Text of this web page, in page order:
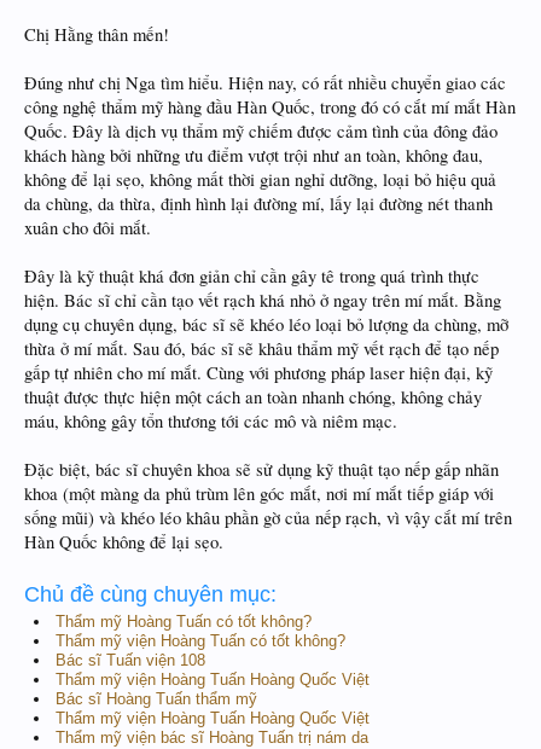
Chị Hằng thân mến!
Đúng như chị Nga tìm hiểu. Hiện nay, có rất nhiều chuyển giao các
công nghệ thẩm mỹ hàng đầu Hàn Quốc, trong đó có cắt mí mắt Hàn
Quốc. Đây là dịch vụ thẩm mỹ chiếm được cảm tình của đông đảo
khách hàng bởi những ưu điểm vượt trội như an toàn, không đau,
không để lại sẹo, không mất thời gian nghỉ dưỡng, loại bỏ hiệu quả
da chùng, da thừa, định hình lại đường mí, lấy lại đường nét thanh
xuân cho đôi mắt.
Đây là kỹ thuật khá đơn giản chỉ cần gây tê trong quá trình thực
hiện. Bác sĩ chỉ cần tạo vết rạch khá nhỏ ở ngay trên mí mắt. Bằng
dụng cụ chuyên dụng, bác sĩ sẽ khéo léo loại bỏ lượng da chùng, mỡ
thừa ở mí mắt. Sau đó, bác sĩ sẽ khâu thẩm mỹ vết rạch để tạo nếp
gấp tự nhiên cho mí mắt. Cùng với phương pháp laser hiện đại, kỹ
thuật được thực hiện một cách an toàn nhanh chóng, không chảy
máu, không gây tổn thương tới các mô và niêm mạc.
Đặc biệt, bác sĩ chuyên khoa sẽ sử dụng kỹ thuật tạo nếp gấp nhãn
khoa (một màng da phủ trùm lên góc mắt, nơi mí mắt tiếp giáp với
sống mũi) và khéo léo khâu phần gờ của nếp rạch, vì vậy cắt mí trên
Hàn Quốc không để lại sẹo.
Chủ đề cùng chuyên mục:
Thẩm mỹ Hoàng Tuấn có tốt không?
Thẩm mỹ viện Hoàng Tuấn có tốt không?
Bác sĩ Tuấn viện 108
Thẩm mỹ viện Hoàng Tuấn Hoàng Quốc Việt
Bác sĩ Hoàng Tuấn thẩm mỹ
Thẩm mỹ viện Hoàng Tuấn Hoàng Quốc Việt
Thẩm mỹ viện bác sĩ Hoàng Tuấn trị nám da